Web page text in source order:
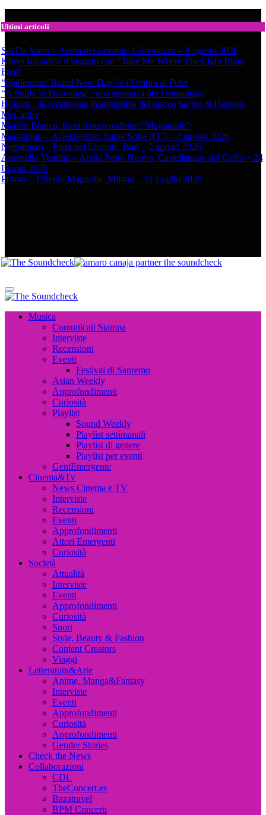
Ultimi articoli
Sal Da Vinci – Arena del Levante, Giovinazzo – 8 agosto 2026
Khrys Kloudz e il viaggio con “Take Me Where The Light Runs
Free”
“Spiderman: Brand New Day” e l’Ombra di Peter
“A Study in Drowning”: una speranza per i romantasy
Hokum – la recensione in anteprima del nuovo horror di Damian
McCarthy
Marlon Bianco, fuori il nuovo album “Magnitude”
Mannarino – Acieloaperto, Santa Sofia (FC) – 2 agosto 2026
Negramaro – Fiera del Levante, Bari – 2 agosto 2026
Antonello Venditti – Arena Porto Nuovo, Castellamare del Golfo – 24
Luglio 2026
Primus – Circolo Magnolia, Milano – 31 Luglio 2026
The Soundcheck
Musica, Cinema, Arte e Attualità, Interviste e News
Musica
Comunicati Stampa
Interviste
Recensioni
Eventi
Festival di Sanremo
Asian Weekly
Approfondimenti
Curiosità
Playlist
Sound Weekly
Playlist settimanali
Playlist di genere
Playlist per eventi
GentEmergente
Cinema&Tv
News Cinema e TV
Interviste
Recensioni
Eventi
Approfondimenti
Attori Emergenti
Curiosità
Società
Attualità
Interviste
Eventi
Approfondimenti
Curiosità
Sport
Style, Beauty & Fashion
Content Creators
Viaggi
Letteratura&Arte
Anime, Manga&Fantasy
Interviste
Eventi
Approfondimenti
Curiosità
Approfondimenti
Gender Stories
Check the News
Collaborazioni
CDL
TheConcert.es
Bazatravel
BPM Concerti